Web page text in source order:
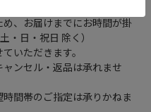
たします。
、お届けまでにお時間が掛
日・祝日 除く）
いただきます。
ンセル・返品は承れませ
間帯のご指定は承りかねま